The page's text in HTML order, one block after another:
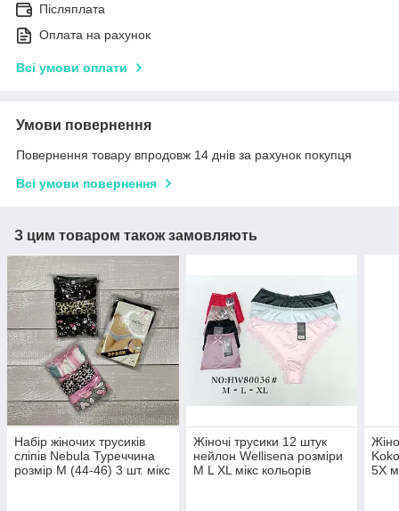
Післяплата
Оплата на рахунок
Всі умови оплати
Умови повернення
Повернення товару впродовж 14 днів за рахунок покупця
Всі умови повернення
З цим товаром також замовляють
Набір жіночих трусиків
сліпів Nebula Туреччина
розмір M (44-46) 3 шт. мікс
Жіночі трусики 12 штук
нейлон Wellisena розміри
M L XL мікс кольорів
5X